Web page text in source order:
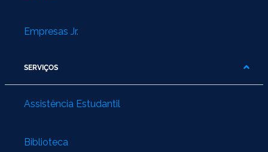
Empresas Jr.
SERVIÇOS
Assistência Estudantil
Biblioteca